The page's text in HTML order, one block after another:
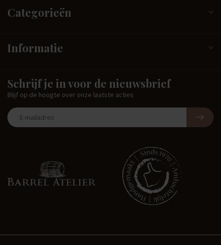
Categorieën
Informatie
Schrijf je in voor de nieuwsbrief
Blijf op de hoogte over onze laatste acties